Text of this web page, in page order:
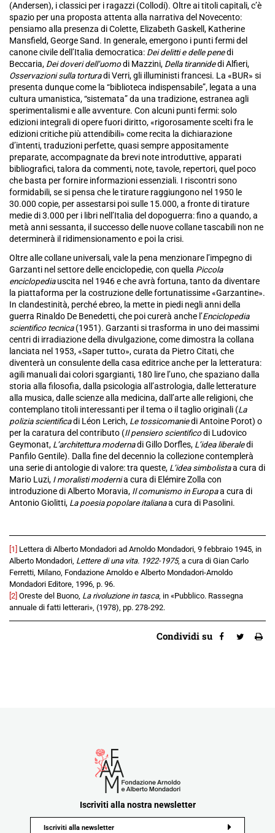
Condividi su
(Andersen), i classici per i ragazzi (Collodi). Oltre ai titoli capitali, c’è
spazio per una proposta attenta alla narrativa del Novecento:
pensiamo alla presenza di Colette, Elizabeth Gaskell, Katherine
Mansfield, George Sand. In generale, emergono i punti fermi del
canone civile dell’Italia democratica: Dei delitti e delle penedi
Beccaria, Dei doveri dell’uomodi Mazzini, Della tirannidedi Alfieri,
Osservazioni sulla torturadi Verri, gli illuministi francesi. La «BUR» si
presenta dunque come la “biblioteca indispensabile”, legata a una
cultura umanistica, “sistemata” da una tradizione, estranea agli
sperimentalismi e alle avventure. Con alcuni punti fermi: solo
edizioni integrali di opere fuori diritto, «rigorosamente scelti fra le
edizioni critiche più attendibili» come recita la dichiarazione
d’intenti, traduzioni perfette, quasi sempre appositamente
preparate, accompagnate da brevi note introduttive, apparati
bibliografici, talora da commenti, note, tavole, repertori, quel poco
che basta per fornire informazioni essenziali. I riscontri sono
formidabili, se si pensa che le tirature raggiungono nel 1950 le
30.000 copie, per assestarsi poi sulle 15.000, a fronte di tirature
medie di 3.000 per i libri nell’Italia del dopoguerra: fino a quando, a
metà anni sessanta, il successo delle nuove collane tascabili non ne
determinerà il ridimensionamento e poi la crisi.
Oltre alle collane universali, vale la pena menzionare l’impegno di
Garzanti nel settore delle enciclopedie, con quella Piccola
enciclopediauscita nel 1946 e che avrà fortuna, tanto da diventare
la piattaforma per la costruzione delle fortunatissime «Garzantine».
In clandestinità, perché ebreo, la mette in piedi negli anni della
guerra Rinaldo De Benedetti, che poi curerà anche l’Enciclopedia
scientifico tecnica(1951). Garzanti si trasforma in uno dei massimi
centri di irradiazione della divulgazione, come dimostra la collana
lanciata nel 1953, «Saper tutto», curata da Pietro Citati, che
diventerà un consulente della casa editrice anche per la letteratura:
agili manuali dai colori sgargianti, 180 lire l’uno, che spaziano dalla
storia alla filosofia, dalla psicologia all’astrologia, dalle letterature
alla musica, dalle scienze alla medicina, dall’arte alle religioni, che
contemplano titoli interessanti per il tema o il taglio originali (La
polizia scientificadi Léon Lerich, Le tossicomaniedi Antoine Porot) o
per la caratura del contributo (Il pensiero scientificodi Ludovico
Geymonat, L’architettura modernadi Gillo Dorfles, L’idea liberaledi
Panfilo Gentile). Dalla fine del decennio la collezione contemplerà
una serie di antologie di valore: tra queste, L’idea simbolistaa cura di
Mario Luzi, I moralisti modernia cura di Elémire Zolla con
introduzione di Alberto Moravia, Il comunismo in Europaa cura di
Antonio Giolitti, La poesia popolare italianaa cura di Pasolini.
[1] Lettera di Alberto Mondadori ad Arnoldo Mondadori, 9 febbraio 1945, in
Alberto Mondadori, Lettere di una vita. 1922-1975, a cura di Gian Carlo
Ferretti, Milano, Fondazione Arnoldo e Alberto Mondadori-Arnoldo
Mondadori Editore, 1996, p. 96.
[2] Oreste del Buono, La rivoluzione in tasca, in «Pubblico. Rassegna
annuale di fatti letterari», (1978), pp. 278-292.
Iscriviti alla nostra newsletter